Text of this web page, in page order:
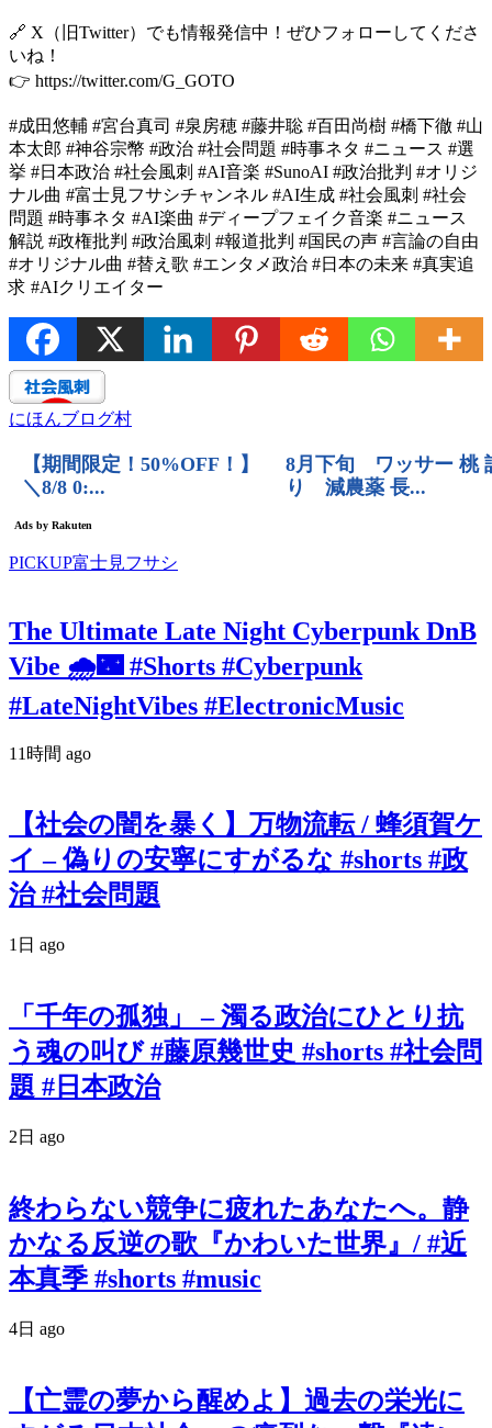
🔗 X（旧Twitter）でも情報発信中！ぜひフォローしてくださ
いね！
👉 https://twitter.com/G_GOTO
#成田悠輔 #宮台真司 #泉房穂 #藤井聡 #百田尚樹 #橋下徹 #山
本太郎 #神谷宗幣 #政治 #社会問題 #時事ネタ #ニュース #選
挙 #日本政治 #社会風刺 #AI音楽 #SunoAI #政治批判 #オリジ
ナル曲 #富士見フサシチャンネル #AI生成 #社会風刺 #社会
問題 #時事ネタ #AI楽曲 #ディープフェイク音楽 #ニュース
解説 #政権批判 #政治風刺 #報道批判 #国民の声 #言論の自由
#オリジナル曲 #替え歌 #エンタメ政治 #日本の未来 #真実追
求 #AIクリエイター
にほんブログ村
PICKUP富士見フサシ
The Ultimate Late Night Cyberpunk DnB
Vibe 🌧️🌃 #Shorts #Cyberpunk
#LateNightVibes #ElectronicMusic
11時間 ago
【社会の闇を暴く】万物流転 / 蜂須賀ケ
イ – 偽りの安寧にすがるな #shorts #政
治 #社会問題
1日 ago
「千年の孤独」 – 濁る政治にひとり抗
う魂の叫び #藤原幾世史 #shorts #社会問
題 #日本政治
2日 ago
終わらない競争に疲れたあなたへ。静
かなる反逆の歌『かわいた世界』/ #近
本真季 #shorts #music
4日 ago
【亡霊の夢から醒めよ】過去の栄光に